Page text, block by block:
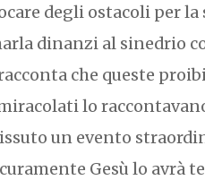
degli ostacoli per la
dinanzi al sinedrio
che queste
lo
un evento
Gesù lo avrà